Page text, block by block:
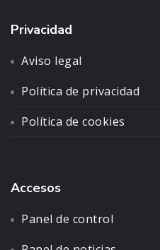
Privacidad
Aviso legal
Política de privacidad
Política de cookies
Accesos
Panel de control